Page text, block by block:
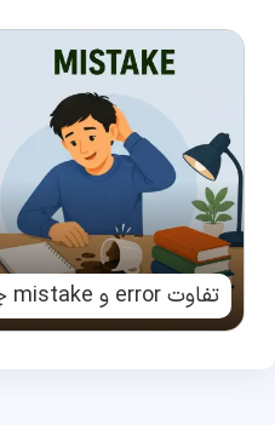
تفاوت error و mistake چیست؟